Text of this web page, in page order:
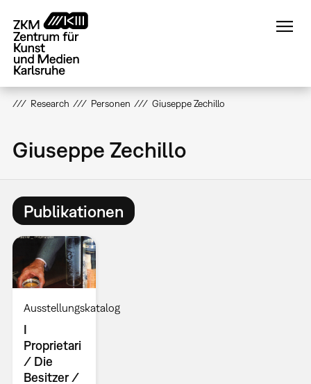
zum
Inhalt
Research Personen Giuseppe Zechillo
Giuseppe Zechillo
Publikationen
Ausstellungskatalog
I
Proprietari
/ Die
Besitzer /